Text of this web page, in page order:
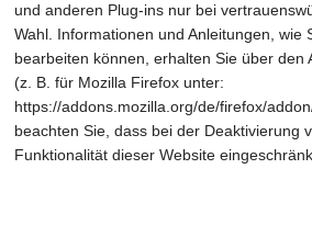
und anderen Plug-ins nur bei
Wahl. Informationen und Anleitungen, wie
bearbeiten können, erhalten Sie über den
(z. B. für Mozilla Firefox unter:
https://addons.mozilla.org/de/firefox/
beachten Sie, dass bei der Deaktivierung
Funktionalität dieser Website